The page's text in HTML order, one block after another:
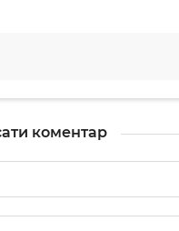
коментар